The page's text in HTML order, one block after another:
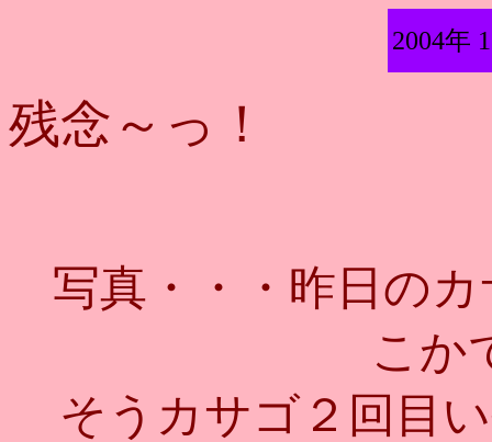
2004年
残念～っ！
写真・・・昨日の
こか
そうカサゴ２回目